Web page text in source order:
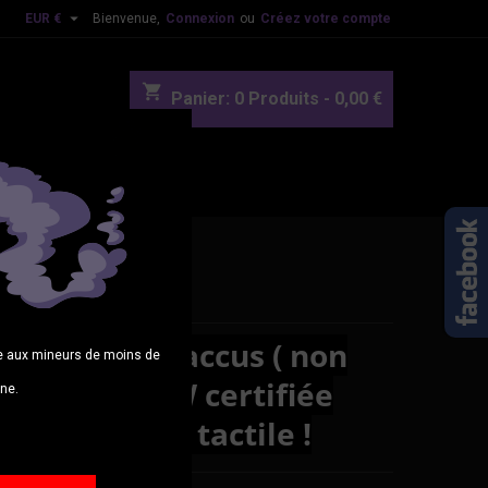
aux mineurs de moins de
Bienvenue, Connexion ou Créez votre compte
EUR € 
shopping_cart Panier: 0 Produits - 0,00 €
Navy Blue
double accus ( non
) de 200W certifiée
! Avec écran tactile !